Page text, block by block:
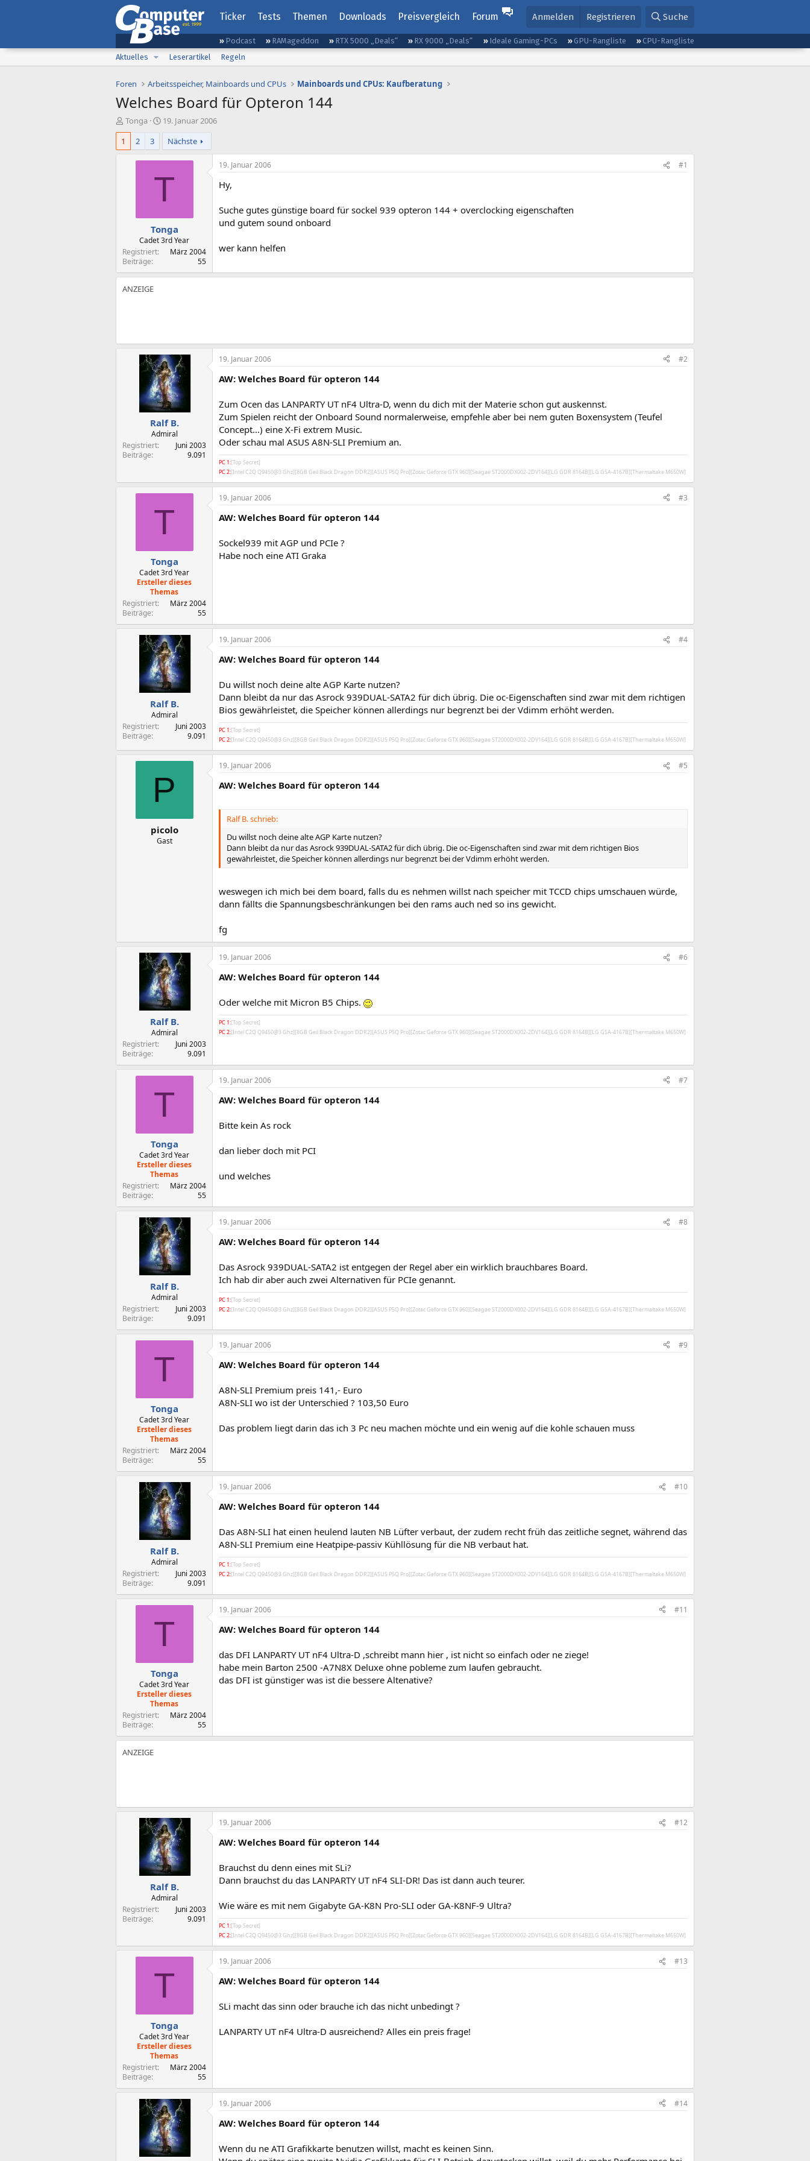
Ticker Tests Themen Downloads Preisvergleich Forum Anmelden Registrieren Suche
Podcast RAMageddon RTX 5000 „Deals“ RX 9000 „Deals“ Ideale Gaming-PCs GPU-Rangliste
CPU-Rangliste
Aktuelles
Leserartikel Regeln
Foren Arbeitsspeicher, Mainboards und CPUs Mainboards und CPUs: Kaufberatung
Welches Board für Opteron 144
E
r
t
Tonga
E
r
t
e
m
19. Januar 2006
1
2 3 Nächste
T
Tonga
Cadet 3rd Year
Registriert
März 2004
Beiträge
55
19. Januar 2006 #1
Hy,
Suche gutes günstige board für sockel 939 opteron 144 + overclocking eigenschaften
und gutem sound onboard
wer kann helfen
Ralf B.
Admiral
Registriert
Juni 2003
Beiträge
9.091
19. Januar 2006 #2
AW: Welches Board für opteron 144
Zum Ocen das LANPARTY UT nF4 Ultra-D, wenn du dich mit der Materie schon gut auskennst.
Zum Spielen reicht der Onboard Sound normalerweise, empfehle aber bei nem guten Boxensystem (Teufel
Concept...) eine X-Fi extrem Music.
Oder schau mal ASUS A8N-SLI Premium an.
PC 1:[Top Secret]
PC 2:[Intel C2Q Q9450@3 Ghz][8GB Geil Black Dragon DDR2][ASUS P5Q Pro][Zotac Geforce GTX 960][Seagae ST2000DX002-2DV164][LG GDR 8164B][LG GSA-4167B][Thermaltake M650W]
T
Tonga
Cadet 3rd Year
Ersteller dieses
Themas
Registriert
März 2004
Beiträge
55
19. Januar 2006 #3
AW: Welches Board für opteron 144
Sockel939 mit AGP und PCIe ?
Habe noch eine ATI Graka
Ralf B.
Admiral
Registriert
Juni 2003
Beiträge
9.091
19. Januar 2006 #4
AW: Welches Board für opteron 144
Du willst noch deine alte AGP Karte nutzen?
Dann bleibt da nur das Asrock 939DUAL-SATA2 für dich übrig. Die oc-Eigenschaften sind zwar mit dem richtigen
Bios gewährleistet, die Speicher können allerdings nur begrenzt bei der Vdimm erhöht werden.
PC 1:[Top Secret]
PC 2:[Intel C2Q Q9450@3 Ghz][8GB Geil Black Dragon DDR2][ASUS P5Q Pro][Zotac Geforce GTX 960][Seagae ST2000DX002-2DV164][LG GDR 8164B][LG GSA-4167B][Thermaltake M650W]
P
picolo
Gast
19. Januar 2006 #5
AW: Welches Board für opteron 144
Ralf B. schrieb:
Du willst noch deine alte AGP Karte nutzen?
Dann bleibt da nur das Asrock 939DUAL-SATA2 für dich übrig. Die oc-Eigenschaften sind zwar mit dem richtigen Bios
gewährleistet, die Speicher können allerdings nur begrenzt bei der Vdimm erhöht werden.
weswegen ich mich bei dem board, falls du es nehmen willst nach speicher mit TCCD chips umschauen würde,
dann fällts die Spannungsbeschränkungen bei den rams auch ned so ins gewicht.
fg
Ralf B.
Admiral
Registriert
Juni 2003
Beiträge
9.091
19. Januar 2006 #6
AW: Welches Board für opteron 144
Oder welche mit Micron B5 Chips.
PC 1:[Top Secret]
PC 2:[Intel C2Q Q9450@3 Ghz][8GB Geil Black Dragon DDR2][ASUS P5Q Pro][Zotac Geforce GTX 960][Seagae ST2000DX002-2DV164][LG GDR 8164B][LG GSA-4167B][Thermaltake M650W]
T
Tonga
Cadet 3rd Year
Ersteller dieses
Themas
Registriert
März 2004
Beiträge
55
19. Januar 2006 #7
AW: Welches Board für opteron 144
Bitte kein As rock
dan lieber doch mit PCI
und welches
Ralf B.
Admiral
Registriert
Juni 2003
Beiträge
9.091
19. Januar 2006 #8
AW: Welches Board für opteron 144
Das Asrock 939DUAL-SATA2 ist entgegen der Regel aber ein wirklich brauchbares Board.
Ich hab dir aber auch zwei Alternativen für PCIe genannt.
PC 1:[Top Secret]
PC 2:[Intel C2Q Q9450@3 Ghz][8GB Geil Black Dragon DDR2][ASUS P5Q Pro][Zotac Geforce GTX 960][Seagae ST2000DX002-2DV164][LG GDR 8164B][LG GSA-4167B][Thermaltake M650W]
T
Tonga
Cadet 3rd Year
Ersteller dieses
Themas
Registriert
März 2004
Beiträge
55
19. Januar 2006 #9
AW: Welches Board für opteron 144
A8N-SLI Premium preis 141,- Euro
A8N-SLI wo ist der Unterschied ? 103,50 Euro
Das problem liegt darin das ich 3 Pc neu machen möchte und ein wenig auf die kohle schauen muss
Ralf B.
Admiral
Registriert
Juni 2003
Beiträge
9.091
19. Januar 2006 #10
AW: Welches Board für opteron 144
Das A8N-SLI hat einen heulend lauten NB Lüfter verbaut, der zudem recht früh das zeitliche segnet, während das
A8N-SLI Premium eine Heatpipe-passiv Kühllösung für die NB verbaut hat.
PC 1:[Top Secret]
PC 2:[Intel C2Q Q9450@3 Ghz][8GB Geil Black Dragon DDR2][ASUS P5Q Pro][Zotac Geforce GTX 960][Seagae ST2000DX002-2DV164][LG GDR 8164B][LG GSA-4167B][Thermaltake M650W]
T
Tonga
Cadet 3rd Year
Ersteller dieses
Themas
Registriert
März 2004
Beiträge
55
19. Januar 2006 #11
AW: Welches Board für opteron 144
das DFI LANPARTY UT nF4 Ultra-D ,schreibt mann hier , ist nicht so einfach oder ne ziege!
habe mein Barton 2500 -A7N8X Deluxe ohne pobleme zum laufen gebraucht.
das DFI ist günstiger was ist die bessere Altenative?
Ralf B.
Admiral
Registriert
Juni 2003
Beiträge
9.091
19. Januar 2006 #12
AW: Welches Board für opteron 144
Brauchst du denn eines mit SLi?
Dann brauchst du das LANPARTY UT nF4 SLI-DR! Das ist dann auch teurer.
Wie wäre es mit nem Gigabyte GA-K8N Pro-SLI oder GA-K8NF-9 Ultra?
PC 1:[Top Secret]
PC 2:[Intel C2Q Q9450@3 Ghz][8GB Geil Black Dragon DDR2][ASUS P5Q Pro][Zotac Geforce GTX 960][Seagae ST2000DX002-2DV164][LG GDR 8164B][LG GSA-4167B][Thermaltake M650W]
T
Tonga
Cadet 3rd Year
Ersteller dieses
Themas
Registriert
März 2004
Beiträge
55
19. Januar 2006 #13
AW: Welches Board für opteron 144
SLi macht das sinn oder brauche ich das nicht unbedingt ?
LANPARTY UT nF4 Ultra-D ausreichend? Alles ein preis frage!
19. Januar 2006 #14
AW: Welches Board für opteron 144
Wenn du ne ATI Grafikkarte benutzen willst, macht es keinen Sinn.